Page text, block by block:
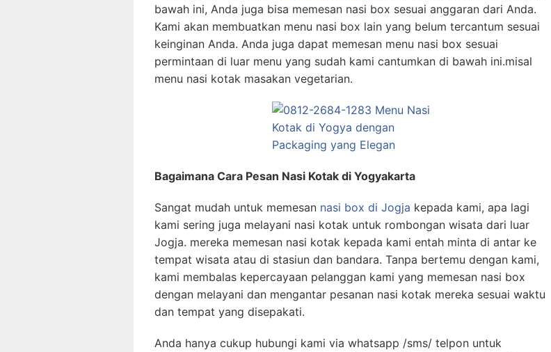
bawah ini, Anda juga bisa memesan nasi box sesuai anggaran dari Anda.
Kami akan membuatkan menu nasi box lain yang belum tercantum sesuai
keinginan Anda. Anda juga dapat memesan menu nasi box sesuai
permintaan di luar menu yang sudah kami cantumkan di bawah ini.misal
menu nasi kotak masakan vegetarian.
Bagaimana Cara Pesan Nasi Kotak di Yogyakarta
Sangat mudah untuk memesan nasi box di Jogja kepada kami, apa lagi
kami sering juga melayani nasi kotak untuk rombongan wisata dari luar
Jogja. mereka memesan nasi kotak kepada kami entah minta di antar ke
tempat wisata atau di stasiun dan bandara. Tanpa bertemu dengan kami,
kami membalas kepercayaan pelanggan kami yang memesan nasi box
dengan melayani dan mengantar pesanan nasi kotak mereka sesuai waktu
dan tempat yang disepakati.
Anda hanya cukup hubungi kami via whatsapp /sms/ telpon untuk